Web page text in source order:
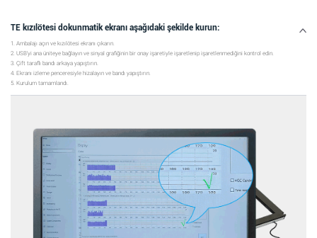
TE kızılötesi dokunmatik ekranı aşağıdaki şekilde kurun:
1. Ambalajı açın ve kızılötesi ekranı çıkarın.
2. USB'yi ana üniteye bağlayın ve sinyal grafiğinin bir onay işaretiyle işaretlenip işaretlenmediğini kontrol edin.
3. Çift taraflı bandı arkaya yapıştırın.
4. Ekranı izleme penceresiyle hizalayın ve bandı yapıştırın.
5. Kurulum tamamlandı.